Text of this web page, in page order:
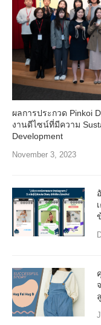
ผลการประกวด Pinkoi
งานดีไซน์ที่มีความ
Development
November 3, 2023